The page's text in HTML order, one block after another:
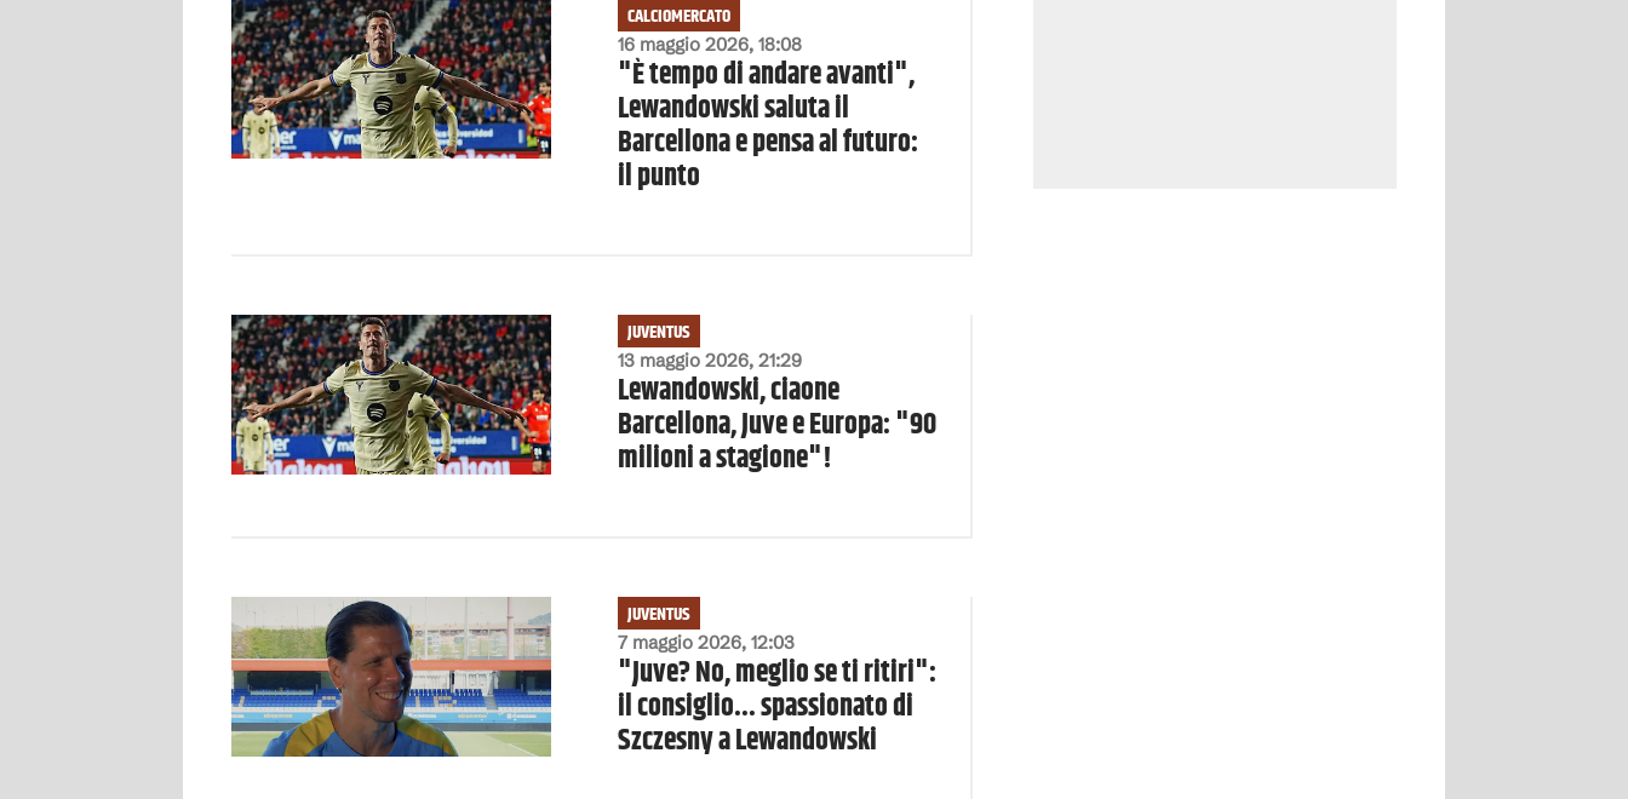
16 maggio 2026, 18:08
CALCIOMERCATO
"È tempo di andare avanti",
Lewandowski saluta il
Barcellona e pensa al futuro:
il punto
13 maggio 2026, 21:29
JUVENTUS
Lewandowski, ciaone
Barcellona, Juve e Europa: "90
milioni a stagione"!
7 maggio 2026, 12:03
JUVENTUS
"Juve? No, meglio se ti ritiri":
il consiglio... spassionato di
Szczesny a Lewandowski